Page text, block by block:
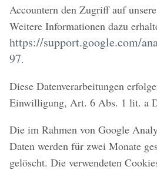
Accountern den Zugriff auf
Weitere Informationen dazu
https://support.google.com/
97.
Diese Datenverarbeitungen
Einwilligung, Art. 6 Abs. 1 lit. a
Die im Rahmen von Google
Daten werden für zwei Monate
gelöscht. Die verwendeten